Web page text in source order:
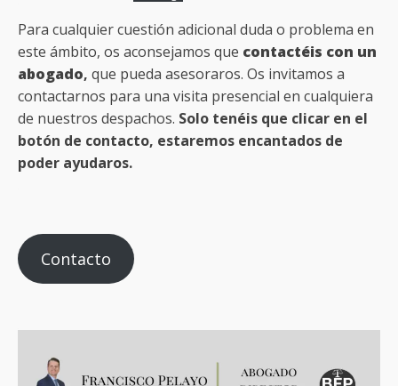
Para cualquier cuestión adicional duda o problema en
este ámbito, os aconsejamos que contactéis con un
abogado, que pueda asesoraros. Os invitamos a
contactarnos para una visita presencial en cualquiera
de nuestros despachos. Solo tenéis que clicar en el
botón de contacto, estaremos encantados de
poder ayudaros.
Contacto